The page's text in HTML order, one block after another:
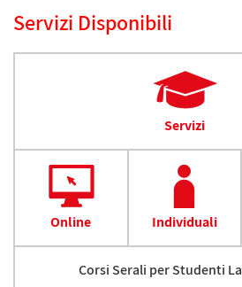
Servizi Disponibili
Servizi
Online Individuali
Corsi Serali per Studenti